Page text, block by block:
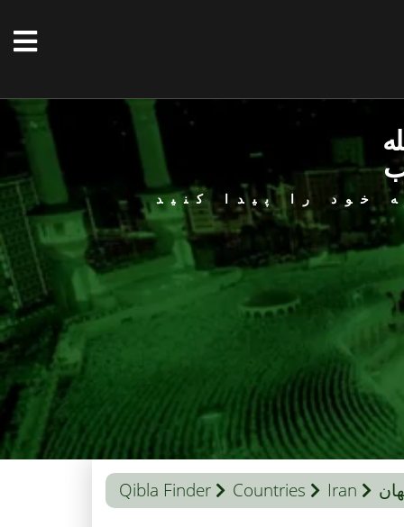
خود را پیدا کنید
Qibla Finder Countries Iran